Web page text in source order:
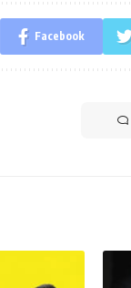
Facebook